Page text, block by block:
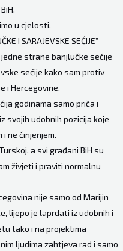
u cjelosti.
I SARAJEVSKE SEĆIJE”
strane banjlučke sećije
sećije kako sam protiv
i Hercegovine.
godinama samo priča i
svojih udobnih pozicija koje
ne činjenjem.
a svi građani BiH su
živjeti i praviti normalnu
nije samo od Marijin
lijepo je laprdati iz udobnih i
tako i na projektima
ljudima zahtjeva rad i samo